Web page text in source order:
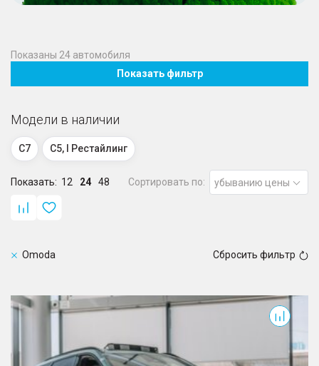
Показаны 24 автомобиля
Показать фильтр
Модели в наличии
C7 C5, I Рестайлинг
Показать: 12 24 48 Сортировать по: убыванию цены
Omoda Сбросить фильтр
C7